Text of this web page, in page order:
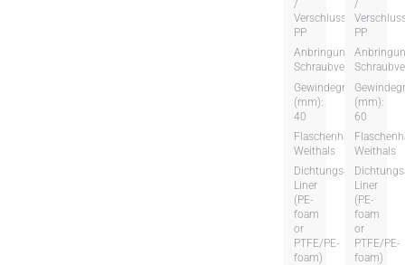
/
Verschluss:
PP
Anbringungsart:
Schraubversion
Gewindegröße
(mm):
40
Flaschenhalsart:
Weithals
Dichtungsart:
Liner
(PE-
foam
or
PTFE/PE-
foam)
/
PP
(mm):
60
Weithals
Liner
(PE-
foam
or
PTFE/PE-
foam)